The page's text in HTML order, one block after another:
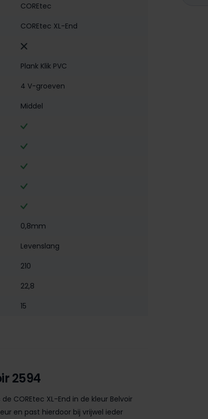
COREtec
COREtec XL-End
Plank Klik PVC
4 V-groeven
Middel
0,8mm
Levenslang
210
22,8
15
2594
COREtec XL-End in de kleur Belvoir
en past hierdoor bij vrijwel ieder